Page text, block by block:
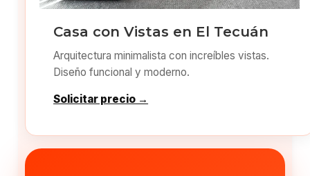
Casa con Vistas en El Tecuán
Arquitectura minimalista con increíbles vistas.
Diseño funcional y moderno.
Solicitar precio →